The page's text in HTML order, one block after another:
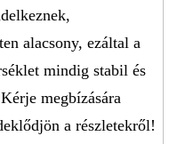
alacsony, ezáltal a
mindig stabil és
megbízására
a részletekről!